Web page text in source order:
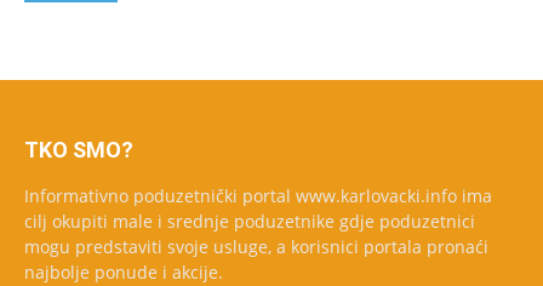
TKO SMO?
Informativno poduzetnički portal www.karlovacki.info ima
cilj okupiti male i srednje poduzetnike gdje poduzetnici
mogu predstaviti svoje usluge, a korisnici portala pronaći
najbolje ponude i akcije.